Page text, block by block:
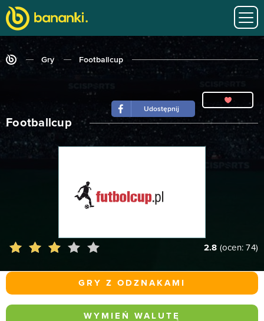
Gry Footballcup
Udostępnij
Footballcup
2.8 (ocen:74)
GRY Z ODZNAKAMI
WYMIEŃ WALUTĘ